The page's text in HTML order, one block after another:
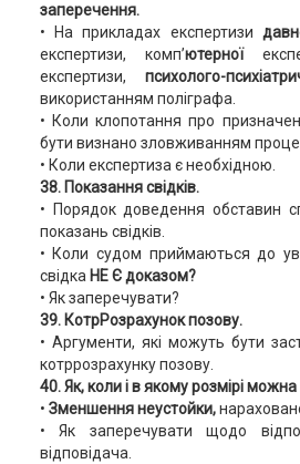
заперечення.
• На прикладах експертизи
експертизи, комп’ютерної
експертизи, психолого-
використанням поліграфа.
• Коли клопотання про
бути визнано зловживанням
• Коли експертиза є необхідною.
38. Показання свідків.
• Порядок доведення обставин
показань свідків.
• Коли судом приймаються до
свідкаНЕ Є доказом?
• Як заперечувати?
39. КотрРозрахунок позову.
• Аргументи, які можуть бути
котррозрахунку позову.
40. Як, коли і в якому розмірі
• Зменшення неустойки,
• Як заперечувати щодо
відповідача.